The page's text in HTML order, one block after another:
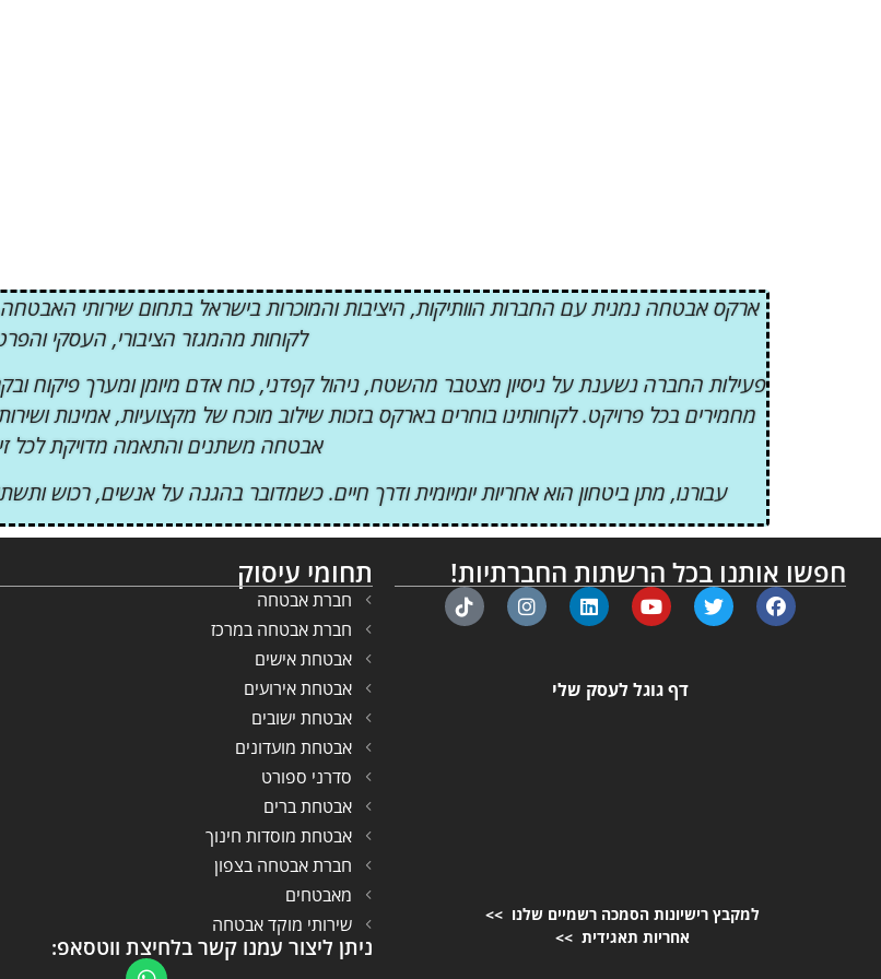
ארקס אבטחה נמנית עם החברות הוותיקות, היציבות והמוכרות בישראל בתחום שירותי
לקוחות מהמגזר הציבורי, העסקי
פעילות החברה נשענת על ניסיון מצטבר מהשטח, ניהול קפדני, כוח אדם מיומן ומערך פיקוח
אבטחה משתנים והתאמה מדויקת לכל
עבורנו, מתן ביטחון הוא אחריות יומיומית ודרך חיים. כשמדובר בהגנה על אנשים, רכוש
חפשו אותנו בכל הרשתות החברתיות!
דף גוגל לעסק שלי
למקבץ רישיונות הסמכה רשמיים שלנו >>
אחריות תאגידית >>
תחומי עיסוק
חברת אבטחה
חברת אבטחה במרכז
אבטחת אישים
אבטחת אירועים
אבטחת ישובים
אבטחת מועדונים
סדרני ספורט
אבטחת ברים
אבטחת מוסדות חינוך
חברת אבטחה בצפון
מאבטחים
שירותי מוקד אבטחה
ניתן ליצור עמנו קשר בלחיצת ווטסאפ: